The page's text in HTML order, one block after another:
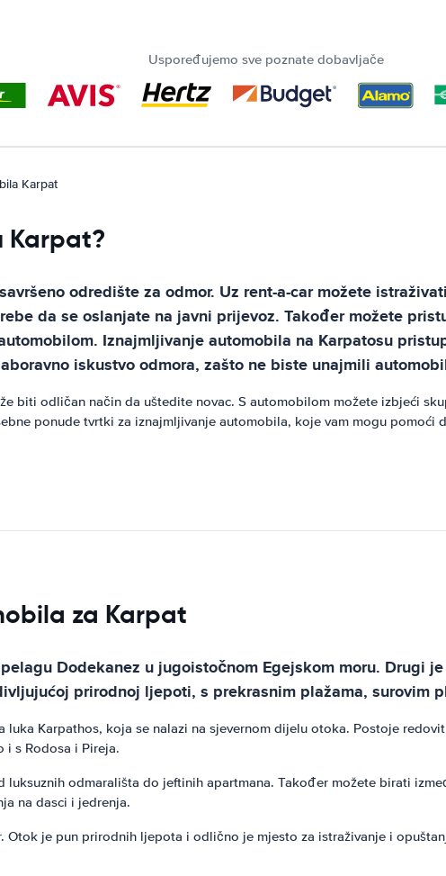
Uspoređujemo sve poznate dobavljače
Karpat
Karpat?
odredište za odmor. Uz rent-a-car možete
da se oslanjate na javni prijevoz. Također možete
Iznajmljivanje automobila na Karpatosu
iskustvo odmora, zašto ne biste unajmili
biti odličan način da uštedite novac. S automobilom možete izbjeći
ponude tvrtki za iznajmljivanje automobila, koje vam mogu pomoći
za Karpat
Dodekanez u jugoistočnom Egejskom moru. Drugi
prirodnoj ljepoti, s prekrasnim plažama, surovim
luka Karpathos, koja se nalazi na sjevernom dijelu otoka. Postoje
i s Rodosa i Pireja.
luksuznih odmarališta do jeftinih apartmana. Također možete birati
na dasci i jedrenja.
Otok je pun prirodnih ljepota i odlično je mjesto za istraživanje i